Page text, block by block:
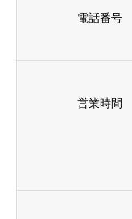
電話番号
営業時間